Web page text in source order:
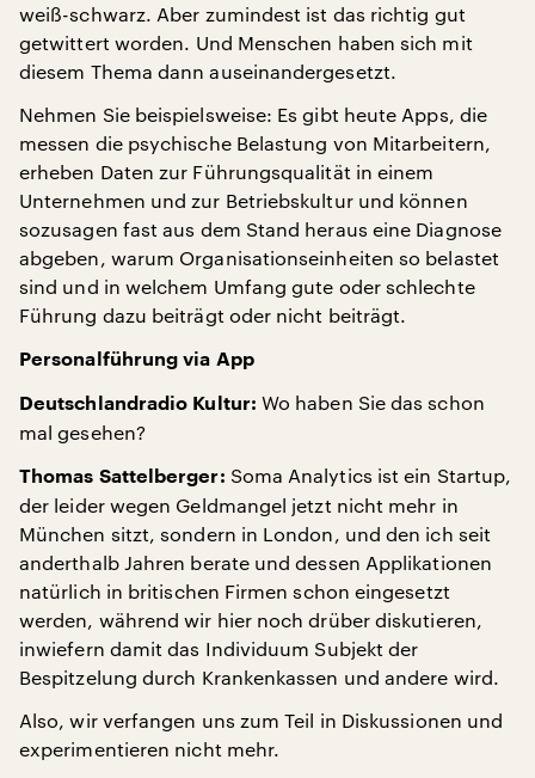
weiß-schwarz. Aber zumindest ist das richtig gut
getwittert worden. Und Menschen haben sich mit
diesem Thema dann auseinandergesetzt.
Nehmen Sie beispielsweise: Es gibt heute Apps, die
messen die psychische Belastung von Mitarbeitern,
erheben Daten zur Führungsqualität in einem
Unternehmen und zur Betriebskultur und können
sozusagen fast aus dem Stand heraus eine Diagnose
abgeben, warum Organisationseinheiten so belastet
sind und in welchem Umfang gute oder schlechte
Führung dazu beiträgt oder nicht beiträgt.
Personalführung via App
Deutschlandradio Kultur: Wo haben Sie das schon
mal gesehen?
Thomas Sattelberger: Soma Analytics ist ein Startup,
der leider wegen Geldmangel jetzt nicht mehr in
München sitzt, sondern in London, und den ich seit
anderthalb Jahren berate und dessen Applikationen
natürlich in britischen Firmen schon eingesetzt
werden, während wir hier noch drüber diskutieren,
inwiefern damit das Individuum Subjekt der
Bespitzelung durch Krankenkassen und andere wird.
Also, wir verfangen uns zum Teil in Diskussionen und
experimentieren nicht mehr.